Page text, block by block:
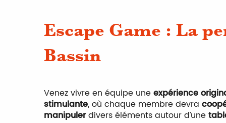
Escape Game : La
Bassin
Venez vivre en équipe uneexpérience
stimulante, où chaque membre devra
manipulerdivers éléments autour d’une